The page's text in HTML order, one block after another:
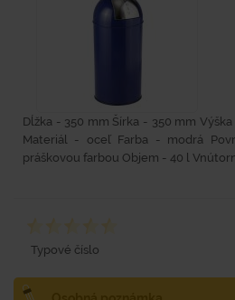
Dĺžka - 350 mm Šírka - 350 mm
Materiál - oceľ Farba - modrá
práškovou farbou Objem - 40 l
Typové číslo